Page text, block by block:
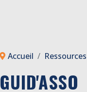
Accueil Ressources
GUID'ASSO